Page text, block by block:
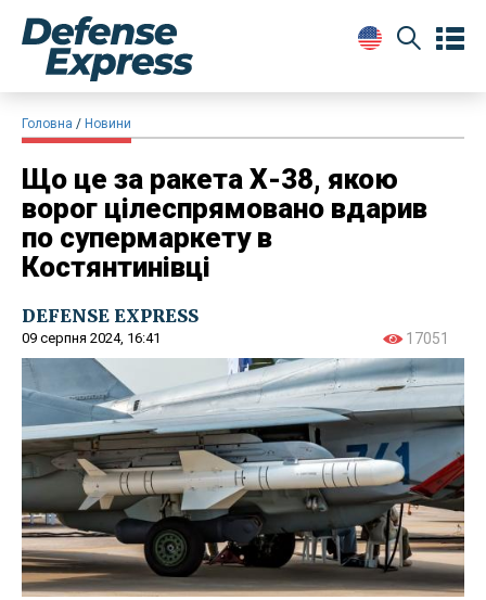
Головна Новини
Що це за ракета Х-38, якою
ворог цілеспрямовано вдарив
по супермаркету в
Костянтинівці
DEFENSE EXPRESS
09 серпня 2024, 16:41 17051